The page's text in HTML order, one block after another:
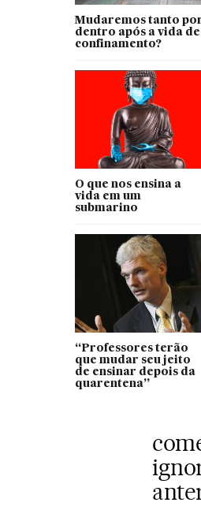
Mudaremos tanto
dentro após a vida de
confinamento?
O que nos ensina a
vida em um
submarino
“Professores terão
que mudar seu jeito
de ensinar depois da
quarentena”